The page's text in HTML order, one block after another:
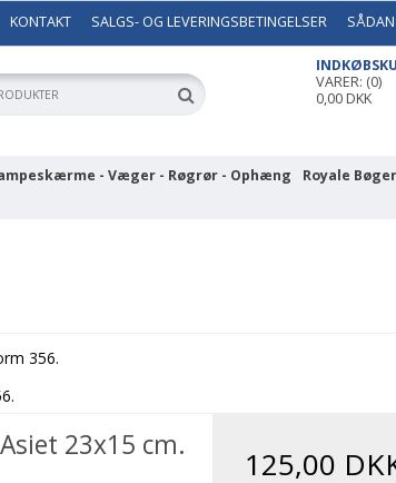
KONTAKT SALGS- OG LEVERINGSBETINGELSER
VARER: (0)
0,00 DKK
- Væger - Røgrør - Ophæng
Royale
356.
23x15 cm. 125,00